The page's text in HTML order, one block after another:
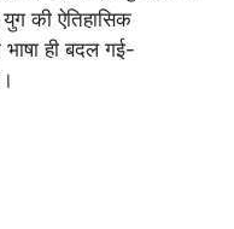
की ऐतिहासिक
भाषा ही बदल गई-